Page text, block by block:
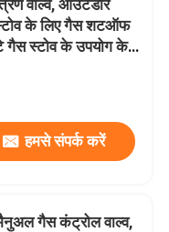
वाल्व, आउटडोर
के लिए गैस शटऑफ
गैस स्टोव के उपयोग के
गैस प्रवाह
हमसे संपर्क करें
गैस कंट्रोल वाल्व,